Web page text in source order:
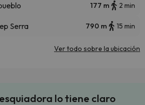
177 m 2 min
Serra 790 m 15 min
Ver todo sobre la ubicación
lo tiene claro